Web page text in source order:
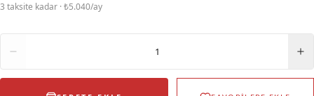
3 taksite kadar · ₺5.040/ay
1